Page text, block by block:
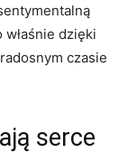
dzięki
czasie
serce